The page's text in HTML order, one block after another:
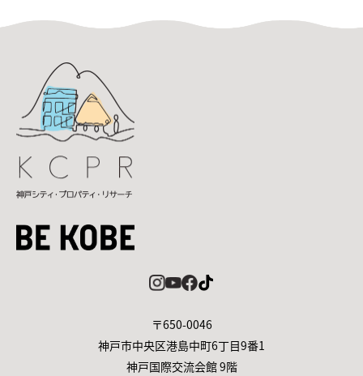
〒650-0046
神戸市中央区港島中町6丁目9番1
神戸国際交流会館 9階